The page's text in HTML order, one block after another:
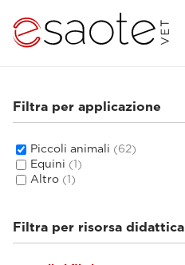
Filtra per applicazione
Piccoli animali (62)
Equini (1)
Altro (1)
Filtra per risorsa didattica